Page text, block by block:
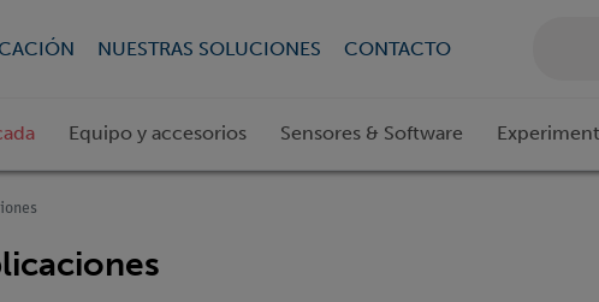
NUESTRAS SOLUCIONES CONTACTO
Equipo y accesorios Sensores & Software